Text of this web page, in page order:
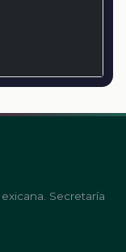
Secretaría